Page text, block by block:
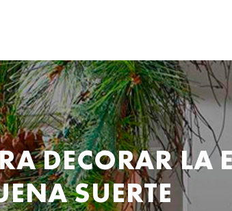
DECORAR LA
SUERTE